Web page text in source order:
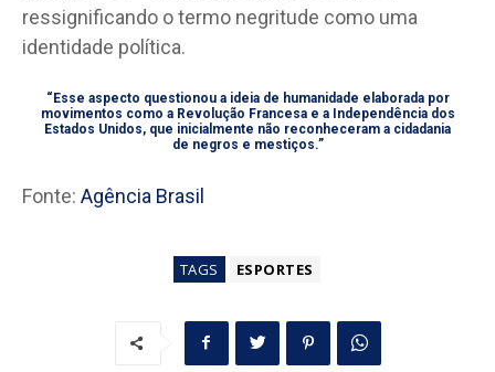
ressignificando o termo negritude como uma
identidade política.
“Esse aspecto questionou a ideia de humanidade elaborada por
movimentos como a Revolução Francesa e a Independência dos
Estados Unidos, que inicialmente não reconheceram a cidadania
de negros e mestiços.”
Fonte: Agência Brasil
TAGS ESPORTES